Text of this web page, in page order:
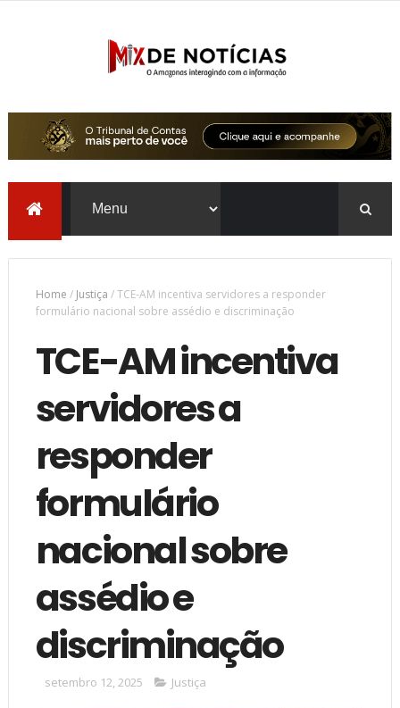
Home / Justiça /TCE-AM incentiva servidores a responder
formulário nacional sobre assédio e discriminação
TCE-AM incentiva
servidores a
responder
formulário
nacional sobre
assédio e
discriminação
setembro 12, 2025 Justiça